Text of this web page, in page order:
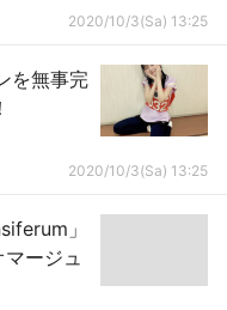
2020/10/3(Sa) 13:25
を無事完
2020/10/3(Sa) 13:25
」
ージュ